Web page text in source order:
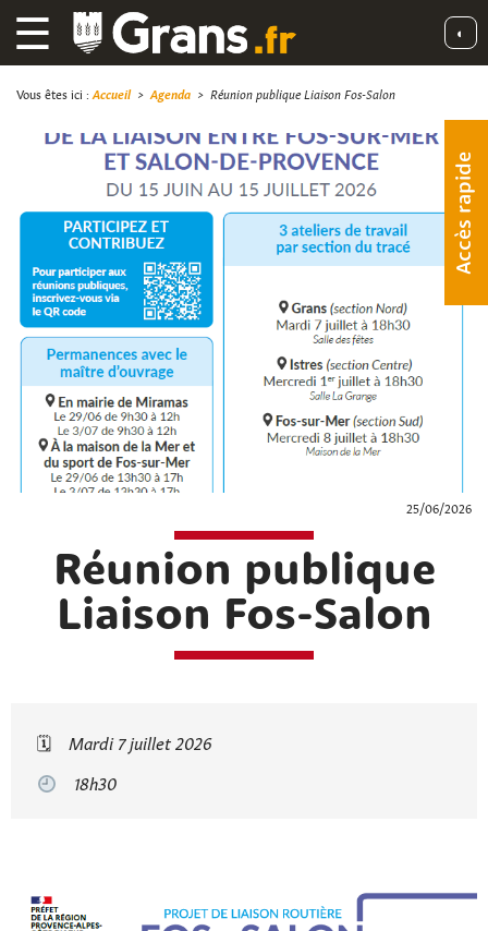
☰ ◐
Accès rapide
Vous êtes ici : Accueil> Agenda > Réunion publique Liaison Fos-Salon
25/06/2026
Réunion publique
Liaison Fos-Salon
🗓
Mardi 7 juillet 2026
18h30